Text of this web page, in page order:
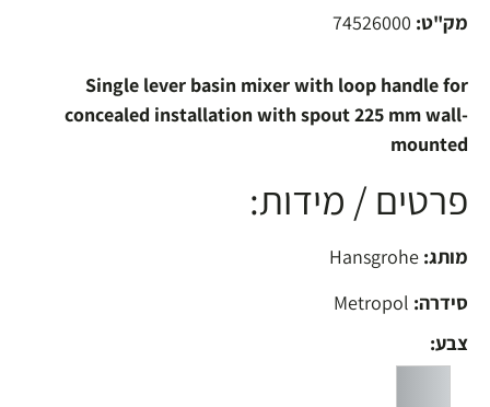
מק"ט: 74526000
Single lever basin mixer with loop handle for
concealed installation with spout 225 mm wall-
mounted
פרטים / מידות:
מותג:
סידרה:
צבע: